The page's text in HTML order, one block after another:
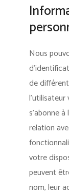
Nous
de
s’abonne
relation
votre
peuvent
nom, leur